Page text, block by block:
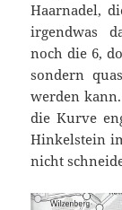
Haarnadel,
irgendwas
noch die 6,
sondern
werden
die Kurve
Hinkelstein
nicht